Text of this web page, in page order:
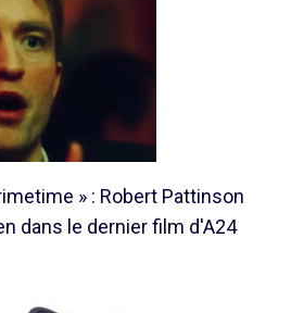
» : Robert Pattinson
dans le dernier film d'A24